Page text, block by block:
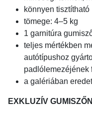
könnyen tisztítható
tömege: 4–5 kg
1 garnitúra
teljes mértékben
autótípushoz
padlólemezéjének
a galériában
EXKLUZÍV